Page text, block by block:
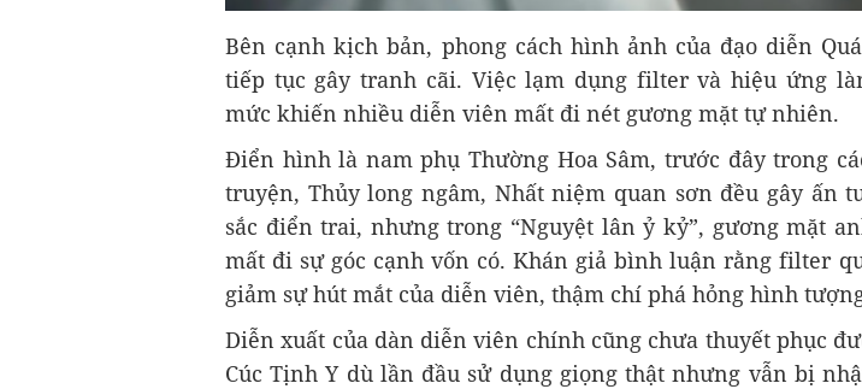
Bên cạnh kịch bản, phong cách hình ảnh của đạo diễn
tiếp tục gây tranh cãi. Việc lạm dụng filter và hiệu ứng
mức khiến nhiều diễn viên mất đi nét gương mặt tự nhiên.
Điển hình là nam phụ Thường Hoa Sâm, trước đây trong
truyện, Thủy long ngâm, Nhất niệm quan sơn đều gây ấn
sắc điển trai, nhưng trong “Nguyệt lân ỷ kỷ”, gương mặt
mất đi sự góc cạnh vốn có. Khán giả bình luận rằng filter
giảm sự hút mắt của diễn viên, thậm chí phá hỏng hình
Diễn xuất của dàn diễn viên chính cũng chưa thuyết phục
Cúc Tịnh Y dù lần đầu sử dụng giọng thật nhưng vẫn bị